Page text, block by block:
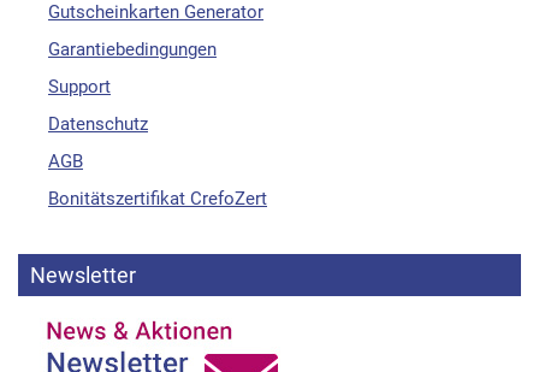
Gutscheinkarten Generator
Garantiebedingungen
Support
Datenschutz
AGB
Bonitätszertifikat CrefoZert
Newsletter